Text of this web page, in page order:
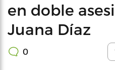
en doble
Juana Díaz
0